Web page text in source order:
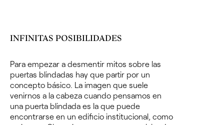
INFINITAS POSIBILIDADES
Para empezar a desmentir mitos sobre las
puertas blindadas hay que partir por un
concepto básico. La imagen que suele
venirnos a la cabeza cuando pensamos en
una puerta blindada es la que puede
encontrarse en un edificio institucional, como